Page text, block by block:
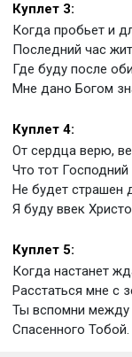
Куплет 3:
Когда пробьет и
Последний час
Где буду после
Мне дано Богом
Куплет 4:
От сердца верю,
Что тот Господний
Не будет страшен
Я буду ввек
Куплет 5:
Когда настанет
Расстаться мне с
Ты вспомни между
Спасенного Тобой.